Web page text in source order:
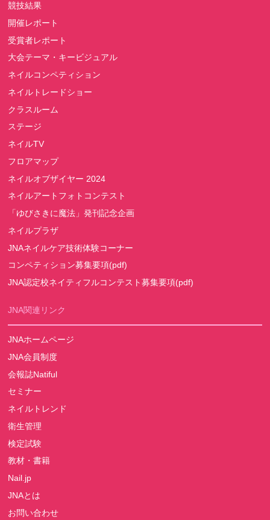
競技結果
開催レポート
受賞者レポート
大会テーマ・キービジュアル
ネイルコンペティション
ネイルトレードショー
クラスルーム
ステージ
ネイルTV
フロアマップ
ネイルオブザイヤー 2024
ネイルアートフォトコンテスト
「ゆびさきに魔法」発刊記念企画
ネイルプラザ
JNAネイルケア技術体験コーナー
コンペティション募集要項(pdf)
JNA認定校ネイティフルコンテスト募集要項(pdf)
JNA関連リンク
JNAホームページ
JNA会員制度
会報誌Natiful
セミナー
ネイルトレンド
衛生管理
検定試験
教材・書籍
Nail.jp
JNAとは
お問い合わせ